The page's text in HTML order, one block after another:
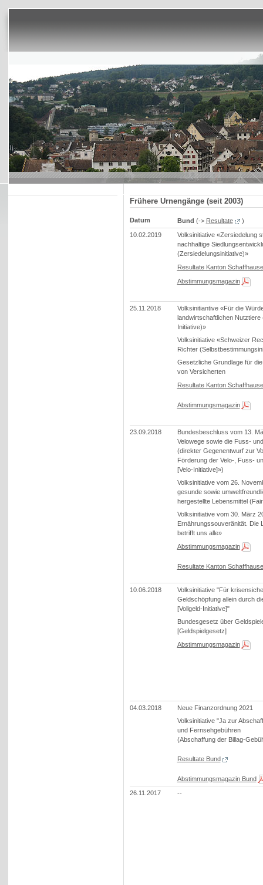
Frühere Urnengänge (seit 2003)
Datum Bund (-> Resultate
)
10.02.2019
Volksinitiative «Zersiedelung
nachhaltige
(Zersiedelungsinitiative)»
Resultate Kanton
Abstimmungsmagazin
25.11.2018
Volksinitiantive «Für die
landwirtschaftlichen Nutztiere
Initiative)»
Volksinitiative «Schweizer
Richter
Gesetzliche Grundlage für
von Versicherten
Resultate Kanton
Abstimmungsmagazin
23.09.2018
Bundesbeschluss vom 13.
Velowege sowie die Fuss-
(direkter Gegenentwurf zur
Förderung der Velo-, Fuss-
[Velo-Initiative]»)
Volksinitiative vom 26.
gesunde sowie
hergestellte Lebensmittel
Volksinitiative vom 30. März
Ernährungssouveränität. Die
betrifft uns alle»
Abstimmungsmagazin
Resultate Kanton
10.06.2018
Volksinitiative "Für
Geldschöpfung allein durch
[Vollgeld-Initiative]"
Bundesgesetz über
[Geldspielgesetz]
Abstimmungsmagazin
04.03.2018
Neue Finanzordnung 2021
Volksinitiative "Ja zur
und Fernsehgebühren
(Abschaffung der Billag-
Resultate Bund
Abstimmungsmagazin Bund
26.11.2017
--